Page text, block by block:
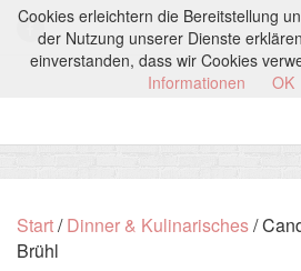
Start/Dinner & Kulinarisches/
Brühl
Cookies erleichtern die Bereitstellung
der Nutzung unserer Dienste
einverstanden, dass wir Cookies
Informationen
OK